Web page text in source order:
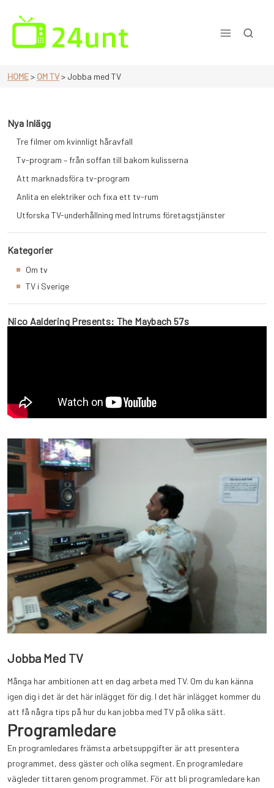
content
HOME> OM TV> Jobba med TV
Jobba Med TV
Många har ambitionen att en dag arbeta med TV. Om du kan känna
igen dig i det är det här inlägget för dig. I det här inlägget kommer du
att få några tips på hur du kan jobba med TV på olika sätt.
Programledare
En programledares främsta arbetsuppgifter är att presentera
programmet, dess gäster och olika segment. En programledare
vägleder tittaren genom programmet. För att bli programledare kan
Nya Inlägg
Tre filmer om kvinnligt håravfall
Tv-program – från soffan till bakom kulisserna
Att marknadsföra tv-program
Anlita en elektriker och fixa ett tv-rum
Utforska TV-underhållning med Intrums företagstjänster
Kategorier
Om tv
TV i Sverige
Nico Aaldering Presents: The Maybach 57s